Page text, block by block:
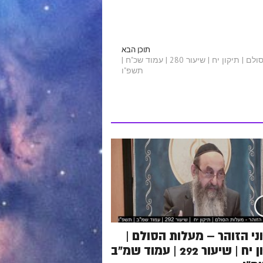
תוכן הבא
תיקוני הזוהר - מעלות הסולם | תיקון יח | שיעור 280 | עמוד שכ"ח |
תשפ"ו
הזוהר – מעלות הסולם |
תיקון יח | שיעור 292 | עמוד שמ"ב